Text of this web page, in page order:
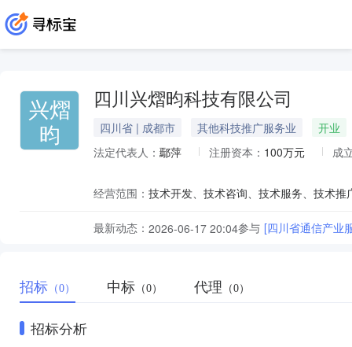
兴熠
昀
四川兴熠昀科技有限公司
四川省 | 成都市 其他科技推广服务业
开业
法定代表人： 鄢萍 注册资本： 100万元 成
经营范围：
最新动态： 2026-06-17 20:04参与 [四川省通信产业
招标 （0） 中标 （0） 代理 （0）
招标分析